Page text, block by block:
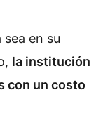
en su
la institución
con un costo